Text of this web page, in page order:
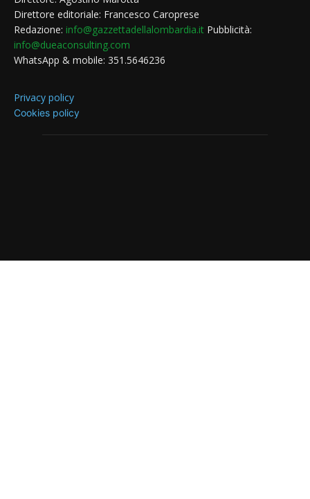
Direttore editoriale: Francesco Caroprese
Redazione: info@gazzettadellalombardia.it Pubblicità:
info@dueaconsulting.com
WhatsApp & mobile: 351.5646236
Privacy policy
Cookies policy